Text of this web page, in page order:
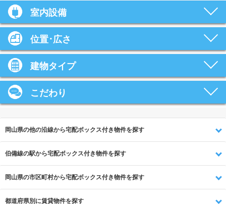
室内設備
位置･広さ
建物タイプ
こだわり
岡山県の他の沿線から宅配ボックス付き物件を探す
伯備線の駅から宅配ボックス付き物件を探す
岡山県の市区町村から宅配ボックス付き物件を探す
都道府県別に賃貸物件を探す